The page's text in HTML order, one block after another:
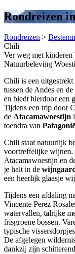
Rondreizen
Rondreizen >
Chili
Ver weg met kinderen
Natuurbeleving
Chili is een
tussen de Andes en
en biedt hierdoor een
Tijdens een trip door
de Atacamawoestijn
toendra van Patagonië
Chili staat natuurlijk
voortreffelijke wijnen.
Atacamawoestijn en
je halt in de
een heerlijk glaasje
Tijdens een afdaling
Vincente Perez
watervallen, talrijke
frisgroene bossen.
typische
De afgelegen
dankzij zijn